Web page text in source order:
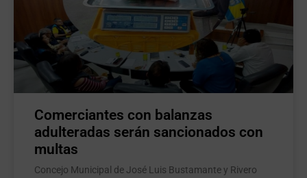
Comerciantes con balanzas
adulteradas serán sancionados con
multas
Concejo Municipal de José Luis Bustamante y Rivero